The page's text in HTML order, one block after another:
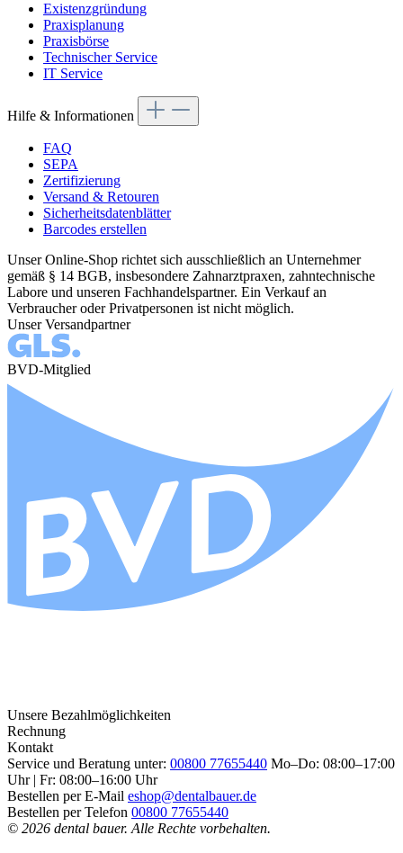
Existenzgründung
Praxisplanung
Praxisbörse
Technischer Service
IT Service
Hilfe & Informationen
FAQ
SEPA
Zertifizierung
Versand & Retouren
Sicherheitsdatenblätter
Barcodes erstellen
Unser Online-Shop richtet sich ausschließlich an Unternehmer
gemäß § 14 BGB, insbesondere Zahnarztpraxen, zahntechnische
Labore und unseren Fachhandelspartner. Ein Verkauf an
Verbraucher oder Privatpersonen ist nicht möglich.
Unser Versandpartner
BVD-Mitglied
Unsere Bezahlmöglichkeiten
Rechnung
Kontakt
Service und Beratung unter: 00800 77655440 Mo–Do: 08:00–17:00
Uhr | Fr: 08:00–16:00 Uhr
Bestellen per E-Mail eshop@dentalbauer.de
Bestellen per Telefon 00800 77655440
© 2026 dental bauer. Alle Rechte vorbehalten.